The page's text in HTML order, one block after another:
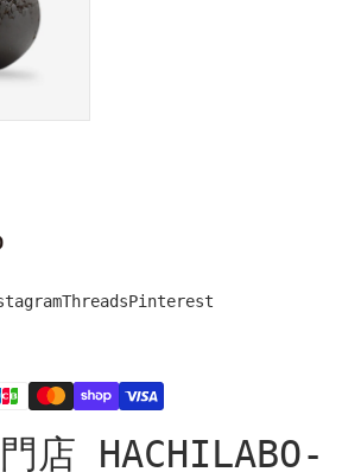
ThreadsPinterest
店 HACHILABO-